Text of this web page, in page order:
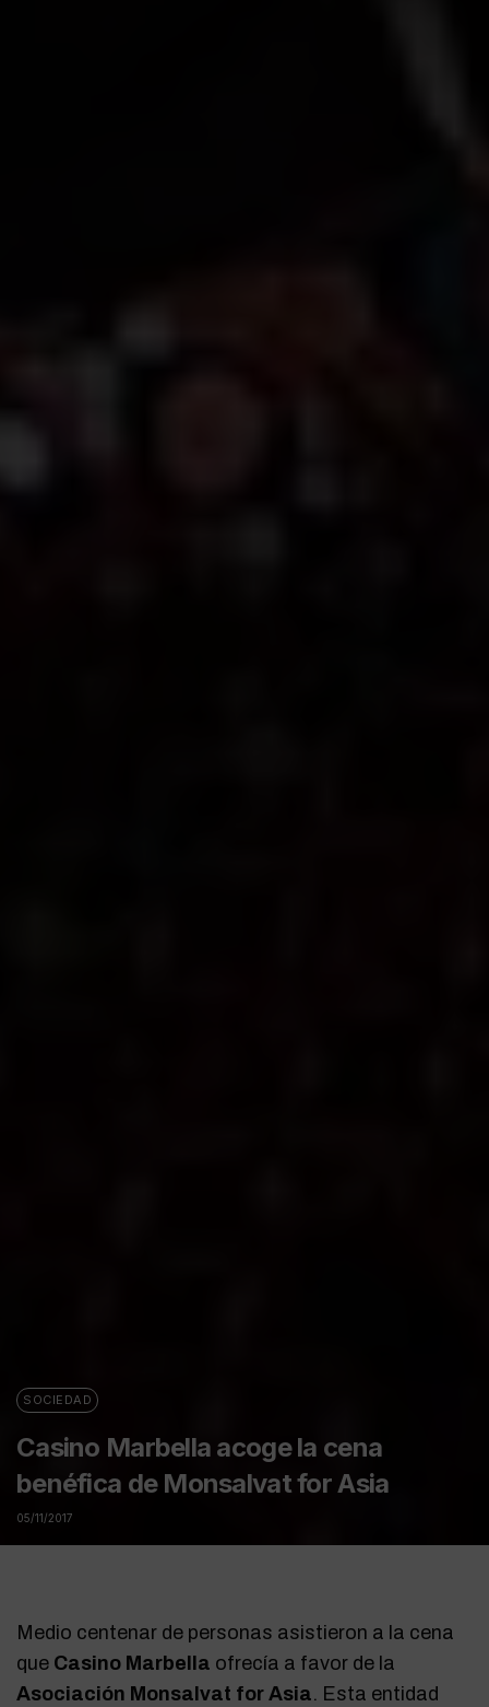
SOCIEDAD
Casino Marbella acoge la cena
benéfica de Monsalvat for Asia
05/11/2017
Medio centenar de personas asistieron a la cena
que Casino Marbella ofrecía a favor de la
Asociación Monsalvat for Asia. Esta entidad